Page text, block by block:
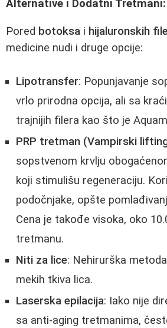
Alternative i Dodatni
Pored botoksa i hijaluronskih
medicine nudi i druge opcije:
Lipotransfer: Popunjavanje
vrlo prirodna opcija, ali sa
trajnijih filera kao što je
PRP tretman (Vampirski
sopstvenom krvlju
koji stimulišu regeneraciju.
podočnjake, opšte
Cena je takođe visoka, oko
tretmanu.
Niti za lice: Nehirurška
mekih tkiva lica.
Laserska epilacija: Iako nije
sa anti-aging tretmanima,